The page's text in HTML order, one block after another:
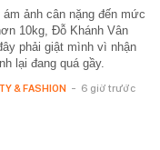
ảnh cân nặng đến mức
10kg, Đỗ Khánh Vân
phải giật mình vì nhận
lại đang quá gầy.
& FASHION - 6 giờ trước